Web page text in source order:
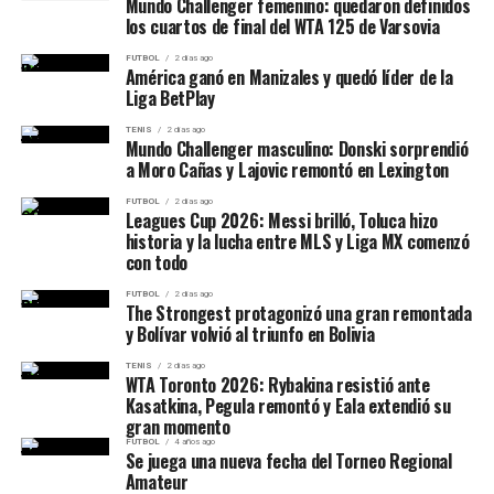
Padre Ernesto Martearena, Salta
Hora:22:00
Matías Billone Carpio.
Un partido importante para el
futuro del Santo
El Nonagonal se disputa a una rueda y cada equipo juega
ocho encuentros. Los cuatro primeros de cada grupo
mientras que los cinco mejores obtendrán una plaza
Copa Argentina 2027.
𝐒𝐚𝐧𝐭𝐨 𝐚𝐛𝐨𝐧𝐨 💙🤍🤎
👉🏻 Asegurá tu lugar en la
zona campeonato
El comienzo fue parejo y además estuvo condicionado
por interrupciones provocadas por la lluvia. Cuando el
partido consiguió continuidad, la ucraniana tomó
completamente el control.
Desde el 2-2 del primer set, Kostyuk ganó10 de los
siguientes 12 juegos. Quebró para adelantarse en el
sexto game del inicial y posteriormente construyó una
ventaja de 4-0 en el segundo.
los grandes cruces de los octavos.
Pegula aceleró después de un
primer set parejo
Jessica Pegula superó a Kamilla Rakhimova por6-4 y 6-
Mundo Challenger femenino: quedaron definidos
los cuartos de final del WTA 125 de Varsovia
FUTBOL 2 días ago
América ganó en Manizales y quedó líder de la
Liga BetPlay
TENIS 2 días ago
Mundo Challenger masculino: Donski sorprendió
a Moro Cañas y Lajovic remontó en Lexington
FUTBOL 2 días ago
Leagues Cup 2026: Messi brilló, Toluca hizo
historia y la lucha entre MLS y Liga MX comenzó
con todo
FUTBOL 2 días ago
The Strongest protagonizó una gran remontada
y Bolívar volvió al triunfo en Bolivia
TENIS 2 días ago
WTA Toronto 2026: Rybakina resistió ante
Kasatkina, Pegula remontó y Eala extendió su
gran momento
FUTBOL 4 años ago
Se juega una nueva fecha del Torneo Regional
Amateur